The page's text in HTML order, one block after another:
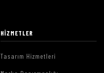
HIZMETLER
Tasarım Hizmetleri